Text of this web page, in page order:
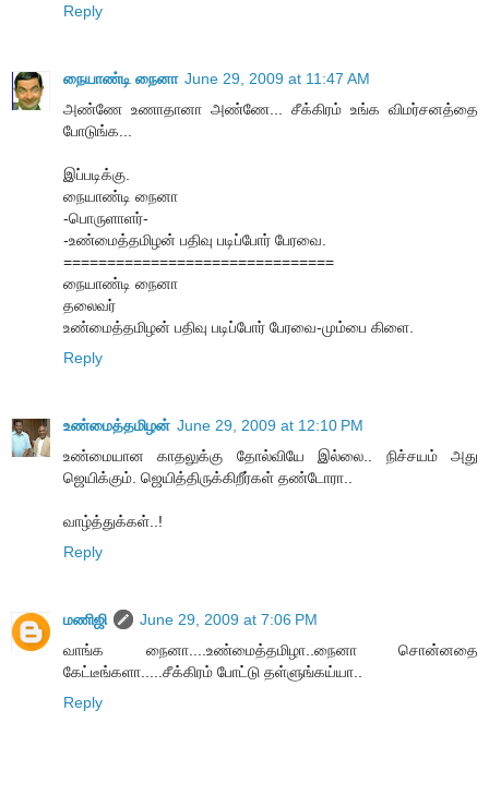
Reply
நையாண்டி நைனா June 29, 2009 at 11:47 AM
அண்ணே உணாதானா அண்ணே... சீக்கிரம் உங்க விமர்சனத்தை
போடுங்க...
இப்படிக்கு.
நையாண்டி நைனா
-பொருளாளர்-
-உண்மைத்தமிழன் பதிவு படிப்போர் பேரவை.
===============================
நையாண்டி நைனா
தலைவர்
உண்மைத்தமிழன் பதிவு படிப்போர் பேரவை-மும்பை கிளை.
Reply
உண்மைத்தமிழன் June 29, 2009 at 12:10 PM
உண்மையான காதலுக்கு தோல்வியே இல்லை.. நிச்சயம் அது
ஜெயிக்கும். ஜெயித்திருக்கிறீர்கள் தண்டோரா..
வாழ்த்துக்கள்..!
Reply
மணிஜி
June 29, 2009 at 7:06 PM
வாங்க நைனா....உண்மைத்தமிழா..நைனா சொன்னதை
கேட்டீங்களா.....சீக்கிரம் போட்டு தள்ளுங்கய்யா..
Reply